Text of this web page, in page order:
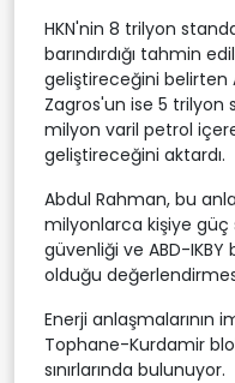
HKN'nin 8 trilyon
barındırdığı tahmin
geliştireceğini belirten
Zagros'un ise 5
milyon varil petrol
geliştireceğini aktardı.
Abdul Rahman, bu
milyonlarca kişiye
güvenliği ve ABD-IKBY
olduğu
Enerji anlaşmalarının
Tophane-Kurdamir
sınırlarında bulunuyor.